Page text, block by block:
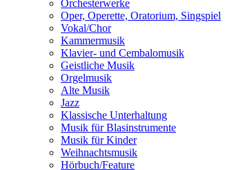
Orchesterwerke
Oper, Operette, Oratorium, Singspiel
Vokal/Chor
Kammermusik
Klavier- und Cembalomusik
Geistliche Musik
Orgelmusik
Alte Musik
Jazz
Klassische Unterhaltung
Musik für Blasinstrumente
Musik für Kinder
Weihnachtsmusik
Hörbuch/Feature